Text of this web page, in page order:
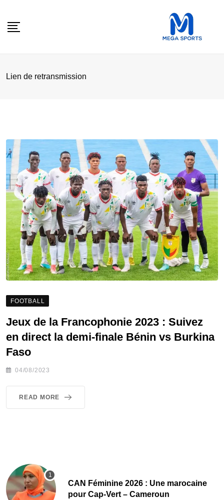
Lien de retransmission
FOOTBALL
Jeux de la Francophonie 2023 : Suivez
en direct la demi-finale Bénin vs Burkina
Faso
04/08/2023
READ MORE
‎CAN Féminine 2026 : Une marocaine
pour Cap-Vert – Cameroun